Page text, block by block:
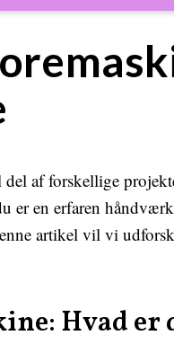
af forskellige
er en erfaren
artikel vil vi
Hvad er